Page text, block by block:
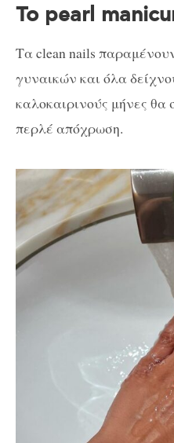
Το pearl
Τα clean nails
γυναικών και όλα
καλοκαιρινούς μήνες θα
περλέ απόχρωση.